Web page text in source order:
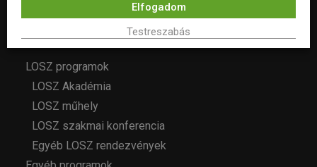
LOSZ programok
LOSZ Akadémia
LOSZ műhely
LOSZ szakmai konferencia
Egyéb LOSZ rendezvények
Testreszabás
Elfogadom